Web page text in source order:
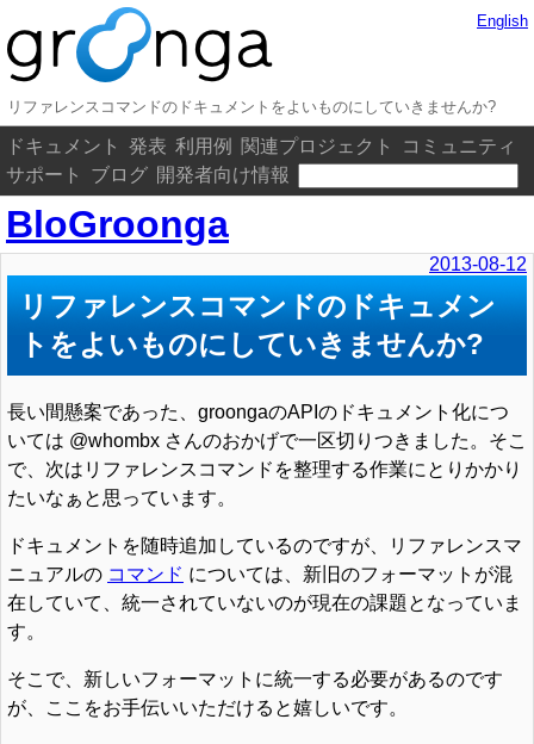
リファレンスコマンドのドキュメントをよいものにしていきませんか?
ドキュメント 発表 利用例 関連プロジェクト
コミュニティ
サポート
ブログ 開発者向け情報
English
BloGroonga
2013-08-12
リファレンスコマンドのドキュメン
トをよいものにしていきませんか?
長い間懸案であった、groongaのAPIのドキュメント化につ
いては @whombx さんのおかげで一区切りつきました。そこ
で、次はリファレンスコマンドを整理する作業にとりかかり
たいなぁと思っています。
ドキュメントを随時追加しているのですが、リファレンスマ
ニュアルの コマンド については、新旧のフォーマットが混
在していて、統一されていないのが現在の課題となっていま
す。
そこで、新しいフォーマットに統一する必要があるのです
が、ここをお手伝いいただけると嬉しいです。